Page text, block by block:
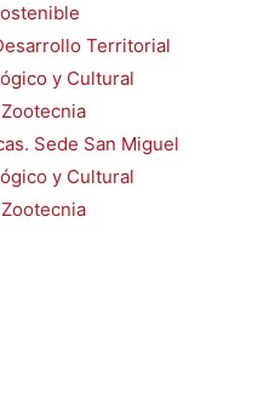
Territorial
y Cultural
Sede San Miguel
y Cultural